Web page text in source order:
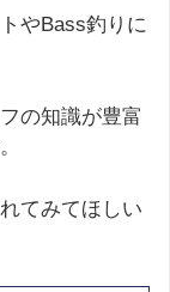
やBass釣りに
の知識が豊富
てみてほしい